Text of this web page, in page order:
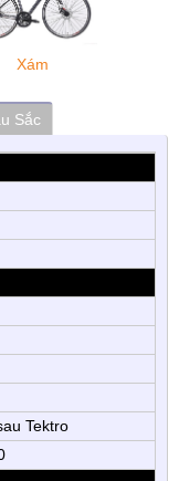
Xám
Sắc
Tektro